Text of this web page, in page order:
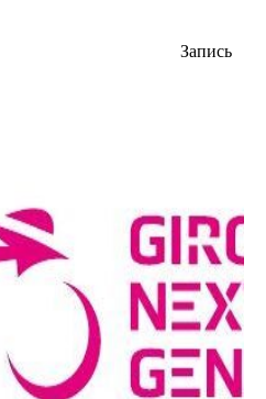
Запись